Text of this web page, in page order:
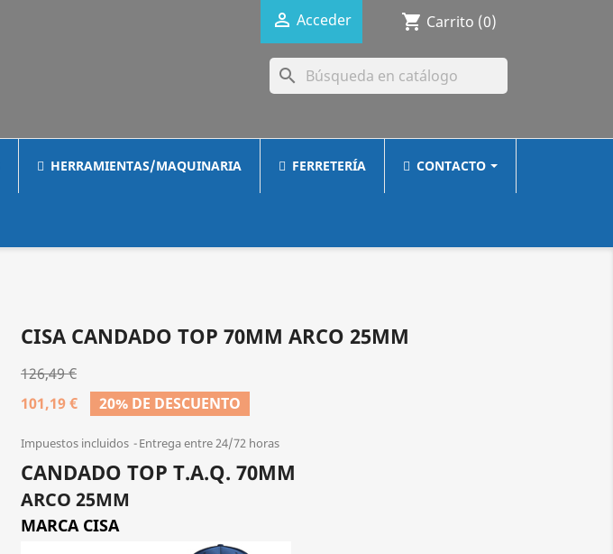
 Acceder shopping_cart Carrito (0)
search
HERRAMIENTAS/MAQUINARIA FERRETERÍA CONTACTO
CISA CANDADO TOP 70MM ARCO 25MM
126,49 €
101,19 €
20% DE DESCUENTO
Impuestos incluidos Entrega entre 24/72 horas
CANDADO TOP T.A.Q. 70MM
ARCO 25MM
MARCA CISA